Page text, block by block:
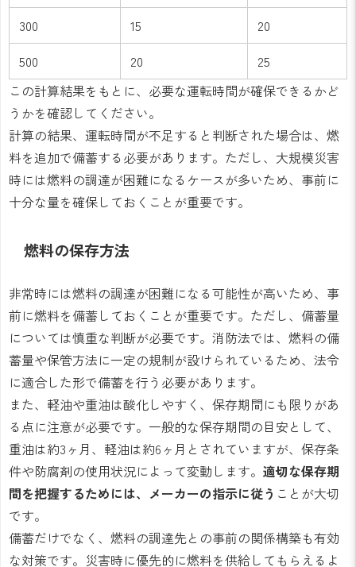
300
15
20
500
20
25
この計算結果をもとに、必要な運転時間が確保できるかど
うかを確認してください。
計算の結果、運転時間が不足すると判断された場合は、燃
料を追加で備蓄する必要があります。ただし、大規模災害
時には燃料の調達が困難になるケースが多いため、事前に
十分な量を確保しておくことが重要です。
燃料の保存方法
非常時には燃料の調達が困難になる可能性が高いため、事
前に燃料を備蓄しておくことが重要です。ただし、備蓄量
については慎重な判断が必要です。消防法では、燃料の備
蓄量や保管方法に一定の規制が設けられているため、法令
に適合した形で備蓄を行う必要があります。
また、軽油や重油は酸化しやすく、保存期間にも限りがあ
る点に注意が必要です。一般的な保存期間の目安として、
重油は約3ヶ月、軽油は約6ヶ月とされていますが、保存条
件や防腐剤の使用状況によって変動します。 適切な保存期
間を把握するためには、メーカーの指示に従う ことが大切
です。
備蓄だけでなく、燃料の調達先との事前の関係構築も有効
な対策です。災害時に優先的に燃料を供給してもらえるよ